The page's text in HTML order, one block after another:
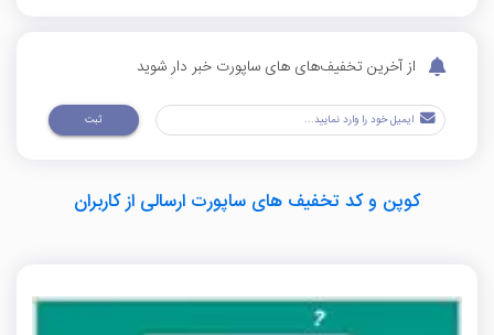
از آخرین تخفیف‌های های ساپورت خبر دار شوید
ثبت
کوپن و کد تخفیف های ساپورت ارسالی از کاربران